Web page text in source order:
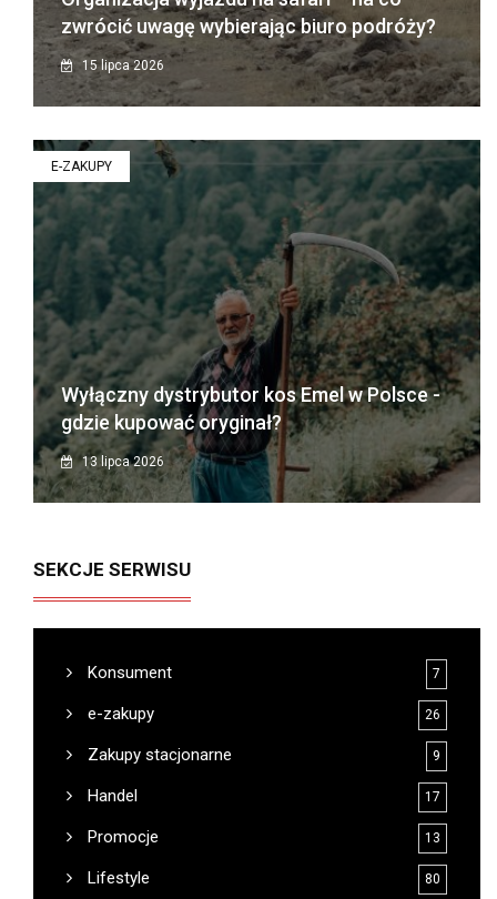
zwrócić uwagę wybierając biuro podróży?
15 lipca 2026
E-ZAKUPY
Wyłączny dystrybutor kos Emel w Polsce -
gdzie kupować oryginał?
13 lipca 2026
SEKCJE SERWISU
Konsument 7
e-zakupy 26
Zakupy stacjonarne 9
Handel 17
Promocje 13
Lifestyle 80